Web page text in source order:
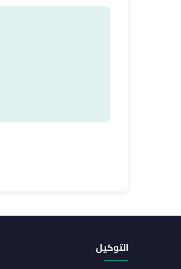
التوكيل